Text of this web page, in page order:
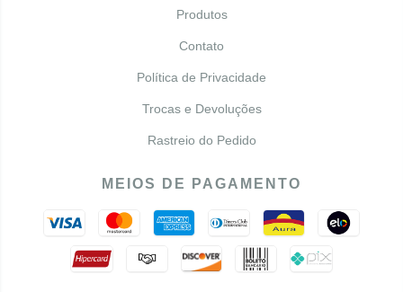
Produtos
Contato
Política de Privacidade
Trocas e Devoluções
Rastreio do Pedido
MEIOS DE PAGAMENTO